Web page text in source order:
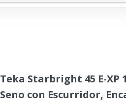
Teka Starbright 45 E-XP
Seno con Escurridor,